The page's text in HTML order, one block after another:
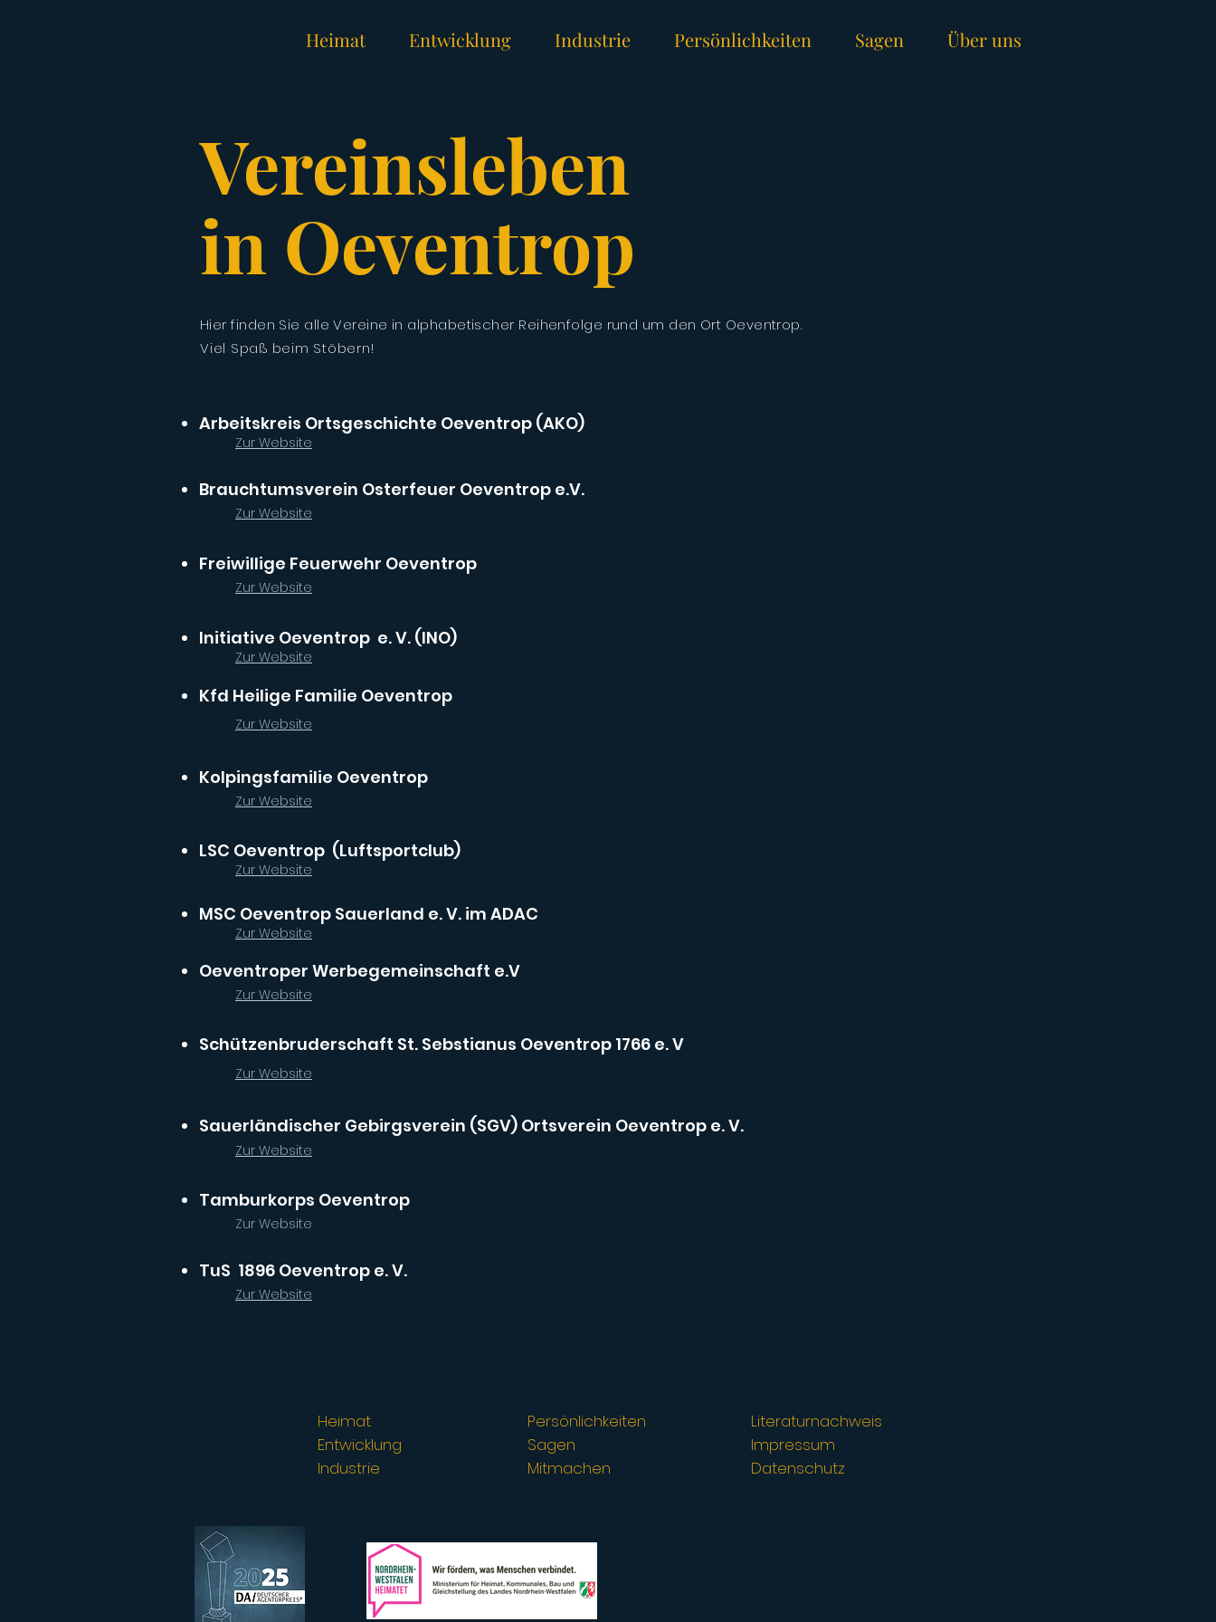
Heimat Entwicklung Industrie Persönlichkeiten Sagen Über uns
Vereinsleben
in Oeventrop
Hier finden Sie alle Vereine in alphabetischer Reihenfolge rund um den Ort Oeventrop.
Viel Spaß beim Stöbern!
Arbeitskreis Ortsgeschichte Oeventrop (AKO)
Zur Website
Brauchtumsverein Osterfeuer Oeventrop e.V.
Zur Website
Freiwillige Feuerwehr Oeventrop
Zur Website
Initiative Oeventrop e. V. (INO)
Zur Website
Kfd Heilige Familie Oeventrop
Zur Website
Kolpingsfamilie Oeventrop
Zur Website
LSC Oeventrop (Luftsportclub)
Zur Website
MSC Oeventrop Sauerland e. V. im ADAC
Zur Website
Oeventroper Werbegemeinschaft e.V
Zur Website
Schützenbruderschaft St. Sebstianus Oeventrop 1766 e. V
Zur Website
Sauerländischer Gebirgsverein (SGV) Ortsverein Oeventrop e. V.
Zur Website
Tamburkorps Oeventrop
Zur Website
TuS 1896 Oeventrop e. V.
Zur Website
Heimat
Entwicklung
Industrie
Persönlichkeiten
Sagen
Mitmachen
Literaturnachweis
Impressum
Datenschutz